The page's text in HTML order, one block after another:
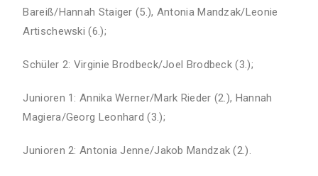
Bareiß/Hannah Staiger (5.), Antonia Mandzak/Leonie
Artischewski (6.);
Schüler 2: Virginie Brodbeck/Joel Brodbeck (3.);
Junioren 1: Annika Werner/Mark Rieder (2.), Hannah
Magiera/Georg Leonhard (3.);
Junioren 2: Antonia Jenne/Jakob Mandzak (2.).